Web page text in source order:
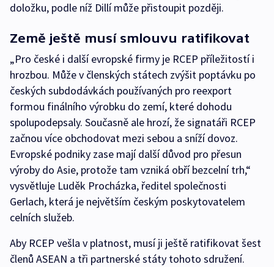
doložku, podle níž Dillí může přistoupit později.
Země ještě musí smlouvu ratifikovat
„Pro české i další evropské firmy je RCEP příležitostí i
hrozbou. Může v členských státech zvýšit poptávku po
českých subdodávkách používaných pro reexport
formou finálního výrobku do zemí, které dohodu
spolupodepsaly. Současně ale hrozí, že signatáři RCEP
začnou více obchodovat mezi sebou a sníží dovoz.
Evropské podniky zase mají další důvod pro přesun
výroby do Asie, protože tam vzniká obří bezcelní trh,“
vysvětluje Luděk Procházka, ředitel společnosti
Gerlach, která je největším českým poskytovatelem
celních služeb.
Aby RCEP vešla v platnost, musí ji ještě ratifikovat šest
členů ASEAN a tři partnerské státy tohoto sdružení.